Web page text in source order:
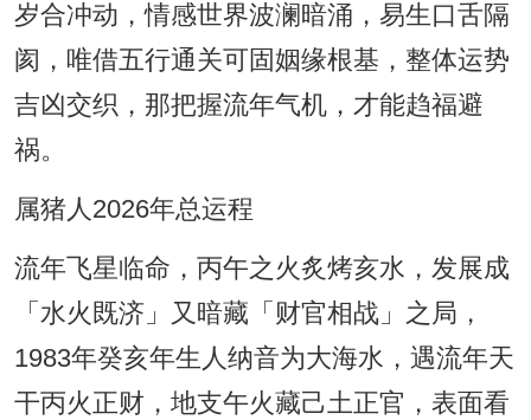
岁合冲动，情感世界波澜暗涌，易生口舌隔
阂，唯借五行通关可固姻缘根基，整体运势
吉凶交织，那把握流年气机，才能趋福避
祸。
属猪人2026年总运程
流年飞星临命，丙午之火炙烤亥水，发展成
「水火既济」又暗藏「财官相战」之局，
1983年癸亥年生人纳音为大海水，遇流年天
干丙火正财，地支午火藏己土正官，表面看